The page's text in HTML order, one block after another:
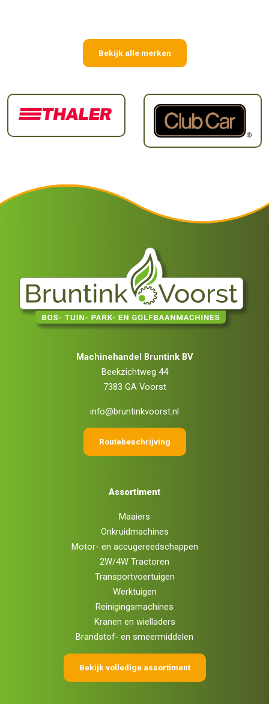
Bekijk alle merken
Machinehandel Bruntink BV
Beekzichtweg 44
7383 GA Voorst
info@bruntinkvoorst.nl
Routebeschrijving
Assortiment
Maaiers
Onkruidmachines
Motor- en accugereedschappen
2W/4W Tractoren
Transportvoertuigen
Werktuigen
Reinigingsmachines
Kranen en wielladers
Brandstof- en smeermiddelen
Bekijk volledige assortiment